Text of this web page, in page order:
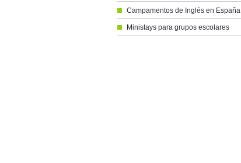
Campamentos de Inglés en España
Ministays para grupos escolares